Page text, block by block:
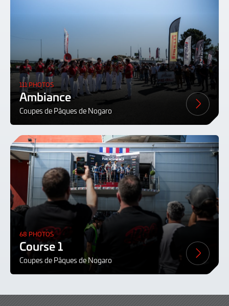
111 PHOTOS
Ambiance
Coupes de Pâques de Nogaro
68 PHOTOS
Course 1
Coupes de Pâques de Nogaro